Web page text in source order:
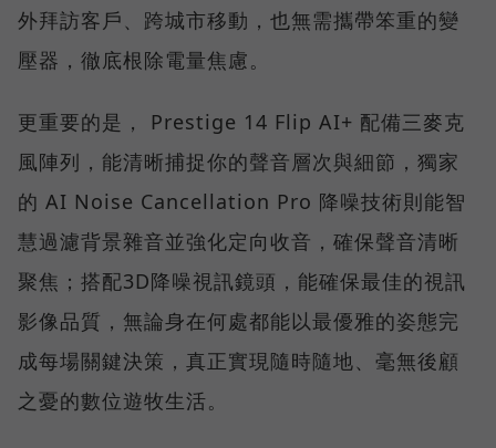
外拜訪客戶、跨城市移動，也無需攜帶笨重的變
壓器，徹底根除電量焦慮。
更重要的是， Prestige 14 Flip AI+ 配備三麥克
風陣列，能清晰捕捉你的聲音層次與細節，獨家
的 AI Noise Cancellation Pro 降噪技術則能智
慧過濾背景雜音並強化定向收音，確保聲音清晰
聚焦；搭配3D降噪視訊鏡頭，能確保最佳的視訊
影像品質，無論身在何處都能以最優雅的姿態完
成每場關鍵決策，真正實現隨時隨地、毫無後顧
之憂的數位遊牧生活。